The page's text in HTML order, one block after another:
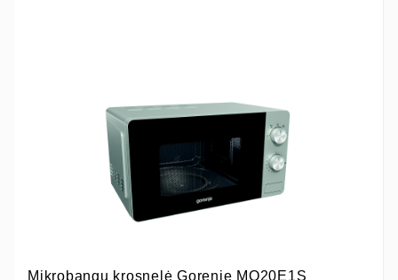
Mikrobangų krosnelė Gorenje MO20E1S